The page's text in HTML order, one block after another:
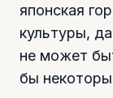
японская
культуры,
не может
бы